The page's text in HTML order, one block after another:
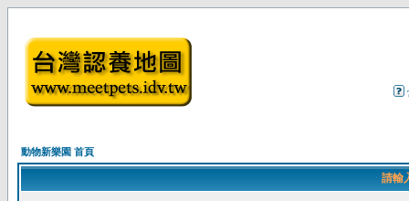
動物新樂園 首頁
請輸